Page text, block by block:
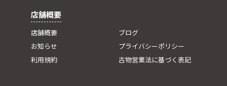
店舗概要
店舗概要
ブログ
お知らせ
プライバシーポリシー
利用規約
古物営業法に基づく表記